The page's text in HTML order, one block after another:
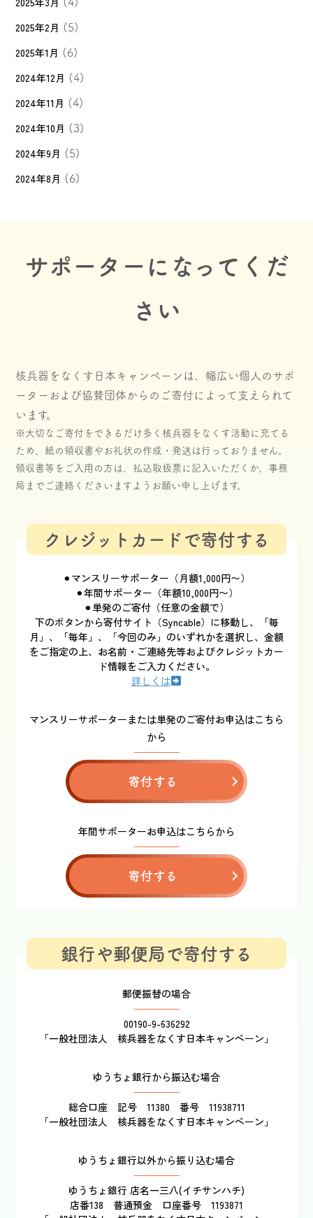
2025年2月 (5)
2025年1月 (6)
2024年12月 (4)
2024年11月 (4)
2024年10月 (3)
2024年9月 (5)
2024年8月 (6)
サポーターになってくだ
さい
核兵器をなくす日本キャンペーンは、幅広い個人のサポ
ーターおよび協賛団体からのご寄付によって支えられて
います。
※大切なご寄付をできるだけ多く核兵器をなくす活動に充てる
ため、紙の領収書やお礼状の作成・発送は行っておりません。
領収書等をご入用の方は、払込取扱票に記入いただくか、事務
局までご連絡くださいますようお願い申し上げます。
クレジットカードで寄付する
⚫︎マンスリーサポーター（月額1,000円〜）
⚫︎年間サポーター（年額10,000円〜）
⚫︎単発のご寄付（任意の金額で）
下のボタンから寄付サイト（Syncable）に移動し、「毎
月」、「毎年」、「今回のみ」のいずれかを選択し、金額
をご指定の上、お名前・ご連絡先等およびクレジットカー
ド情報をご入力ください。
詳しくは
マンスリーサポーターまたは単発のご寄付お申込はこちら
から
寄付する
年間サポーターお申込はこちらから
寄付する
銀行や郵便局で寄付する
郵便振替の場合
00190-9-636292
「一般社団法人 核兵器をなくす日本キャンペーン」
ゆうちょ銀行から振込む場合
総合口座 記号 11380 番号 11938711
「一般社団法人 核兵器をなくす日本キャンペーン」
ゆうちょ銀行以外から振り込む場合
ゆうちょ銀行 店名一三八(イチサンハチ)
店番138 普通預金 口座番号 1193871